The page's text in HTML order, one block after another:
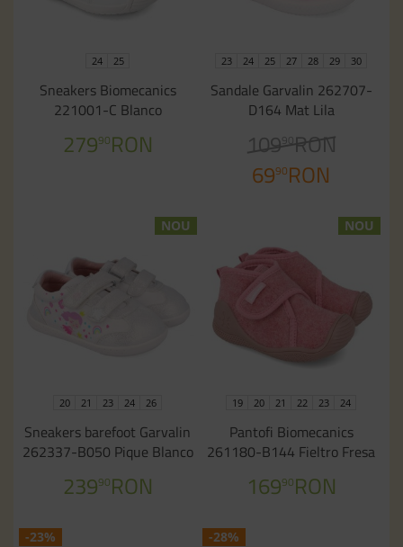
24 25
Sneakers Biomecanics
221001-C Blanco
27990RON
23 24 25 27 28 29 30
Sandale Garvalin 262707-
D164 Mat Lila
109 90RON
6990RON
NOU
20 21 23 24 26
Sneakers barefoot Garvalin
262337-B050 Pique Blanco
23990RON
NOU
19 20 21 22 23 24
Pantofi Biomecanics
261180-B144 Fieltro Fresa
16990RON
-23% -28%